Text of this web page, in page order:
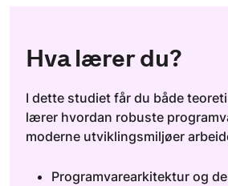
Hva lærer du?
I dette studiet får du både
lærer hvordan robuste
moderne utviklingsmiljøer
Programvarearkitektur og